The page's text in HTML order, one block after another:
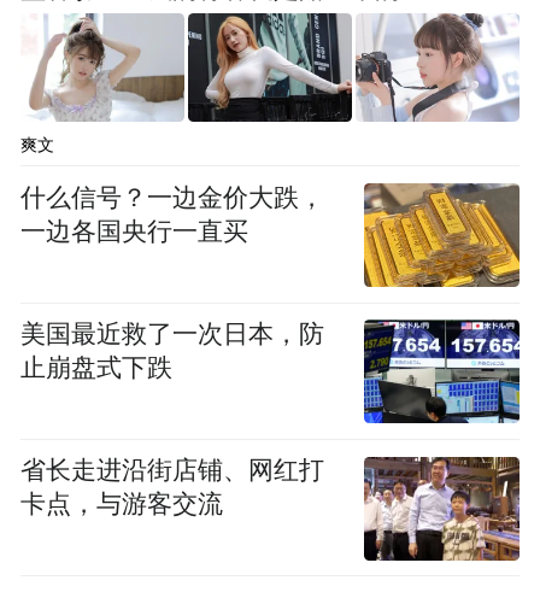
爽文
什么信号？一边金价大跌，
一边各国央行一直买
美国最近救了一次日本，防
止崩盘式下跌
省长走进沿街店铺、网红打
卡点，与游客交流